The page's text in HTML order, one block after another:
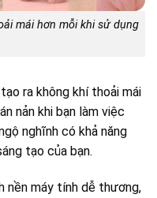
mái hơn mỗi khi sử dụng
ra không khí thoải mái
nản khi bạn làm việc
nghĩnh có khả năng
tạo của bạn.
nền máy tính dễ thương,